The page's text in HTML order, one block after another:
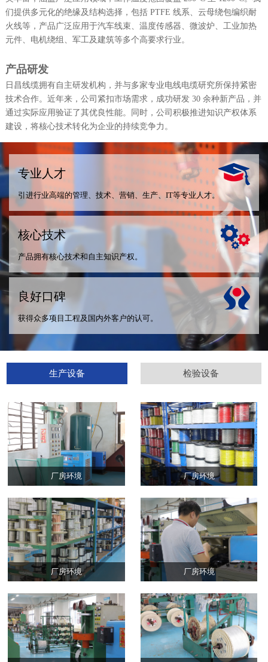
们提供多元化的绝缘及结构选择，包括 PTFE 线系、云母绕包编织耐
火线等，产品广泛应用于汽车线束、温度传感器、微波炉、工业加热
元件、电机绕组、军工及建筑等多个高要求行业。
产品研发
日昌线缆拥有自主研发机构，并与多家专业电线电缆研究所保持紧密
技术合作。近年来，公司紧扣市场需求，成功研发 30 余种新产品，并
通过实际应用验证了其优良性能。同时，公司积极推进知识产权体系
建设，将核心技术转化为企业的持续竞争力。
专业人才
引进行业高端的管理、技术、营销、生产、IT等专业人才。
核心技术
产品拥有核心技术和自主知识产权。
良好口碑
获得众多项目工程及国内外客户的认可。
生产设备 检验设备
厂房环境 厂房环境
厂房环境 厂房环境